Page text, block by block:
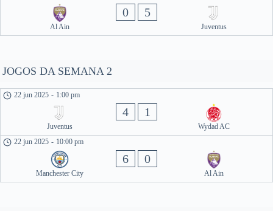
Al Ain
0 5
Juventus
JOGOS DA SEMANA 2
22 jun 2025 - 1:00 pm
Juventus
4 1
Wydad AC
22 jun 2025 - 10:00 pm
Manchester City
6 0
Al Ain